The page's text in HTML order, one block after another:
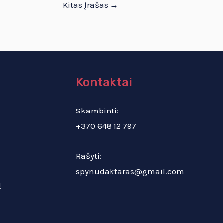
Kitas Įrašas →
Kontaktai
Skambinti:
+370 648 12 797
Rašyti:
spynudaktaras@gmail.com